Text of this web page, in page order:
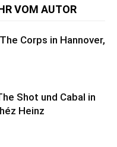
VOM AUTOR
Corps in Hannover,
Shot und Cabal in
Heinz